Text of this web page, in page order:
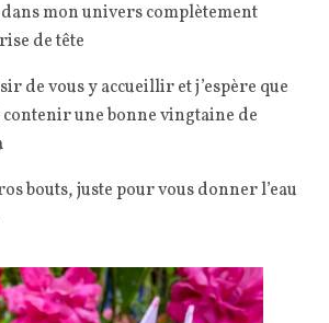
dans mon univers complètement
de tête
de vous y accueillir et j’espère que
contenir une bonne vingtaine de
bouts, juste pour vous donner l’eau